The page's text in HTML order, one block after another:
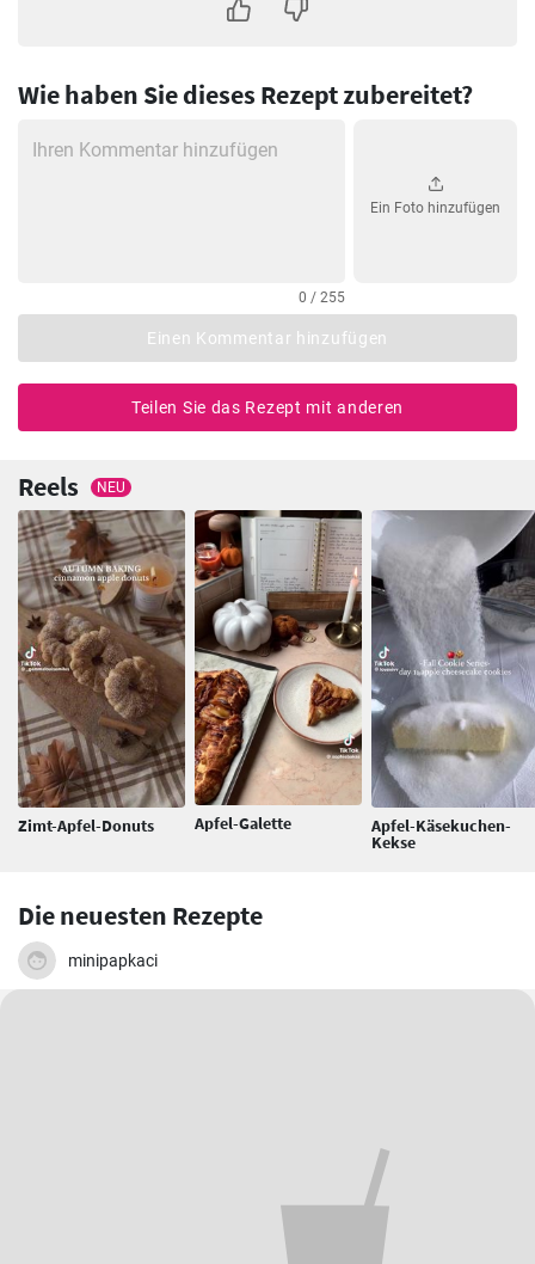
Wie haben Sie dieses Rezept zubereitet?
0 / 255
Ein Foto hinzufügen
Einen Kommentar hinzufügen
Teilen Sie das Rezept mit anderen
Reels NEU
Zimt-Apfel-Donuts Apfel-Galette Apfel-Käsekuchen-
Kekse
Die neuesten Rezepte
minipapkaci